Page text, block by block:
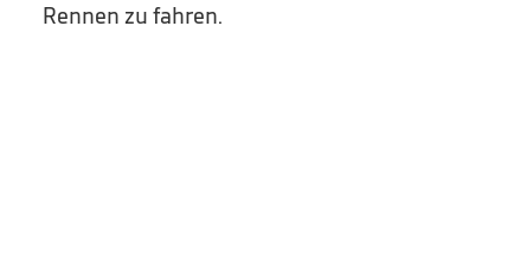
Rennen zu fahren.